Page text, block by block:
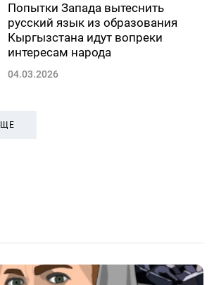
Попытки Запада вытеснить
русский язык из образования
Кыргызстана идут вопреки
интересам народа
04.03.2026